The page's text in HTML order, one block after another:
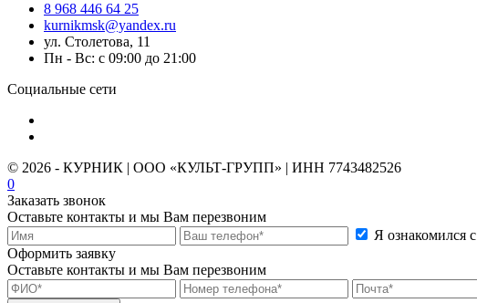
8 968 446 64 25
kurnikmsk@yandex.ru
ул. Столетова, 11
Пн - Вс: с 09:00 до 21:00
Социальные сети
© 2026 - КУРНИК | ООО «КУЛЬТ-ГРУПП» | ИНН 7743482526
0
Заказать звонок
Оставьте контакты и мы Вам перезвоним
Я ознакомился с
Оформить заявку
Оставьте контакты и мы Вам перезвоним